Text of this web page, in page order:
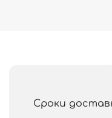
Сроки